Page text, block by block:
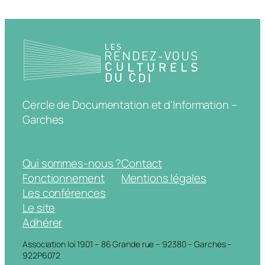
Cercle de Documentation et d'Information –
Garches
Qui sommes-nous ?
Fonctionnement
Les conférences
Le site
Adhérer
Contact
Mentions légales
Association loi 1901 – 86 Grande rue – 92380 – Garches –
922P6072